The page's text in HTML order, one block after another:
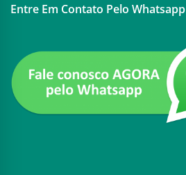
Entre Em Contato Pelo Whatsapp